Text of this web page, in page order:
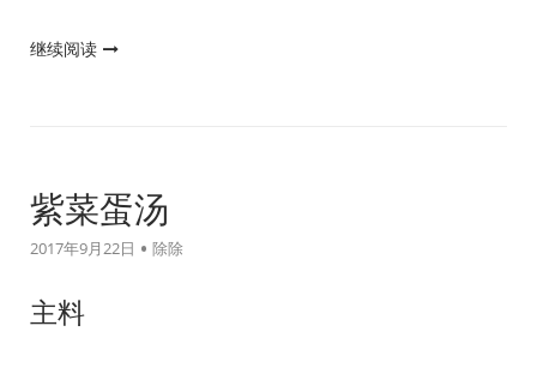
"鸡
继续阅读
紫菜蛋汤
2017年9月22日 除除
主料